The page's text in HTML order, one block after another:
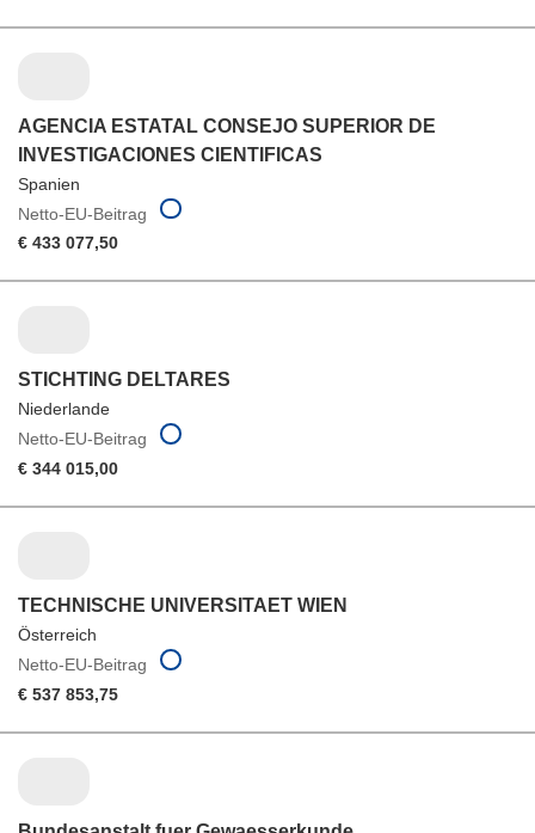
AGENCIA ESTATAL CONSEJO SUPERIOR DE
INVESTIGACIONES CIENTIFICAS
Spanien
Netto-EU-Beitrag
€ 433 077,50
STICHTING DELTARES
Niederlande
Netto-EU-Beitrag
€ 344 015,00
TECHNISCHE UNIVERSITAET WIEN
Österreich
Netto-EU-Beitrag
€ 537 853,75